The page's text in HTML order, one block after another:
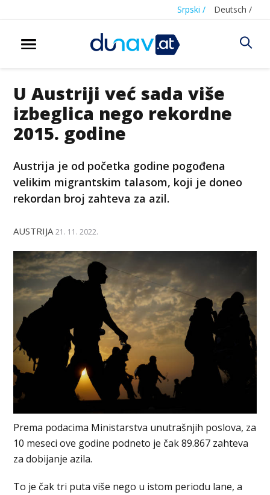
Srpski / Deutsch /
U Austriji već sada više
izbeglica nego rekordne
2015. godine
Austrija je od početka godine pogođena
velikim migrantskim talasom, koji je doneo
rekordan broj zahteva za azil.
AUSTRIJA 21. 11. 2022.
Prema podacima Ministarstva unutrašnjih poslova, za
10 meseci ove godine podneto je čak 89.867 zahteva
za dobijanje azila.
To je čak tri puta više nego u istom periodu lane, a